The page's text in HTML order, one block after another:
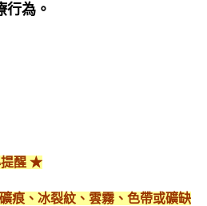
行為。
提醒 ★
痕、冰裂紋、雲霧、色帶或礦缺